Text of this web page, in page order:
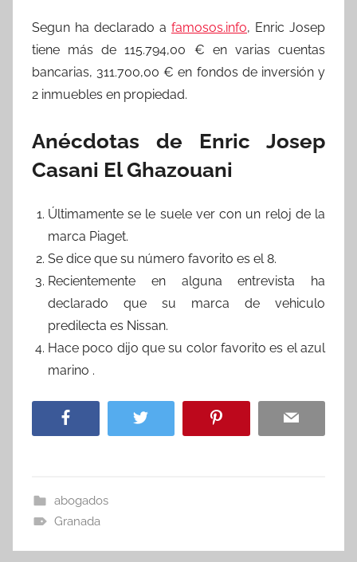
Segun ha declarado a famosos.info, Enric Josep
tiene más de 115.794,00 € en varias cuentas
bancarias, 311.700,00 € en fondos de inversión y
2 inmuebles en propiedad.
Anécdotas de Enric Josep
Casani El Ghazouani
Últimamente se le suele ver con un reloj de la
marca Piaget.
Se dice que su número favorito es el 8.
Recientemente en alguna entrevista ha
declarado que su marca de vehiculo
predilecta es Nissan.
Hace poco dijo que su color favorito es el azul
marino .
abogados
Granada